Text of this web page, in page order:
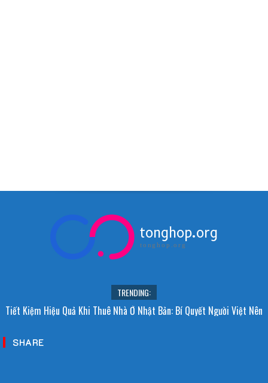
tonghop.org
tonghop.org
TRENDING:
Tiết Kiệm Hiệu Quả Khi Thuê Nhà Ở Nhật Bản: Bí Quyết Người Việt Nên
SHARE